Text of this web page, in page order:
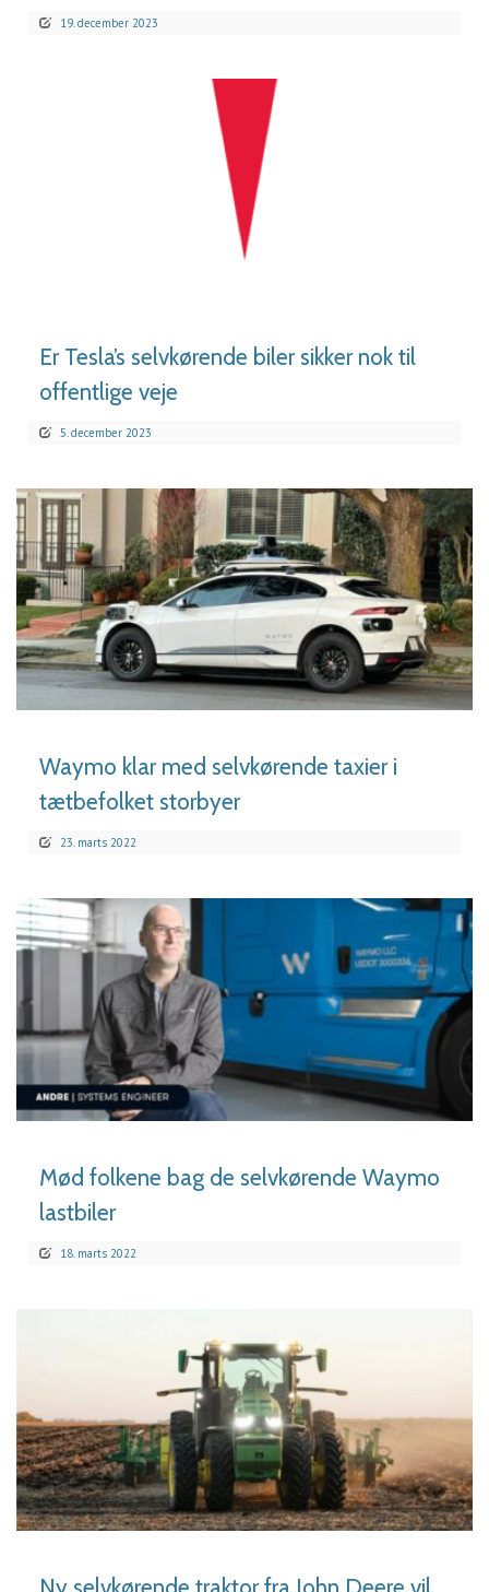
19. december 2023
Er Tesla’s selvkørende biler sikker nok til
offentlige veje
5. december 2023
LÆS MERE
Waymo klar med selvkørende taxier i
tætbefolket storbyer
23. marts 2022
LÆS MERE
Mød folkene bag de selvkørende Waymo
lastbiler
18. marts 2022
LÆS MERE